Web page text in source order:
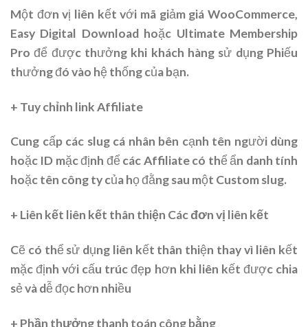
Một đơn vị liên kết với mã giảm giá WooCommerce,
Easy Digital Download hoặc Ultimate Membership
Pro để được thưởng khi khách hàng sử dụng Phiếu
thưởng đó vào hệ thống của bạn.
+ Tuy chỉnh link Affiliate
Cung cấp các slug cá nhân bên cạnh tên người dùng
hoặc ID mặc định để các Affiliate có thể ẩn danh tính
hoặc tên công ty của họ đằng sau một Custom slug.
+ Liên kết liên kết thân thiện Các đơn vị liên kết
Cẽ có thể sử dụng liên kết thân thiện thay vì liên kết
mặc định với cấu trúc đẹp hơn khi liên kết được chia
sẻ và dễ đọc hơn nhiều
+ Phần thưởng thanh toán công bằng